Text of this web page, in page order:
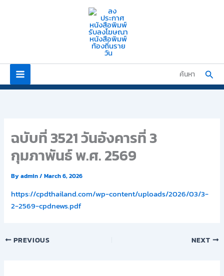
ค้นหา
ฉบับที่ 3521 วันอังคารที่ 3
กุมภาพันธ์ พ.ศ. 2569
Byadmin/March 6, 2026
https://cpdthailand.com/wp-content/uploads/2026/03/3-
2-2569-cpdnews.pdf
PREVIOUS NEXT